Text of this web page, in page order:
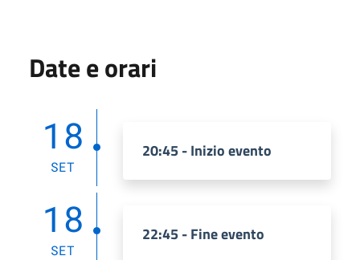
Date e orari
18
SET
20:45 - Inizio evento
18
SET
22:45 - Fine evento